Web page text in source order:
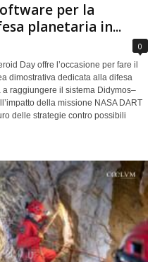
per la
planetaria in...
0
Day offre l’occasione per fare il
dimostrativa dedicata alla difesa
raggiungere il sistema Didymos–
della missione NASA DART
delle strategie contro possibili